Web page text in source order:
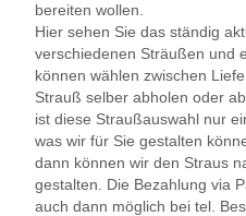
bereiten wollen.
Hier sehen Sie das ständig
verschiedenen Sträußen und
können wählen zwischen
Strauß selber abholen oder
ist diese Straußauswahl nur
was wir für Sie gestalten
dann können wir den Straus
gestalten. Die Bezahlung via
auch dann möglich bei tel.